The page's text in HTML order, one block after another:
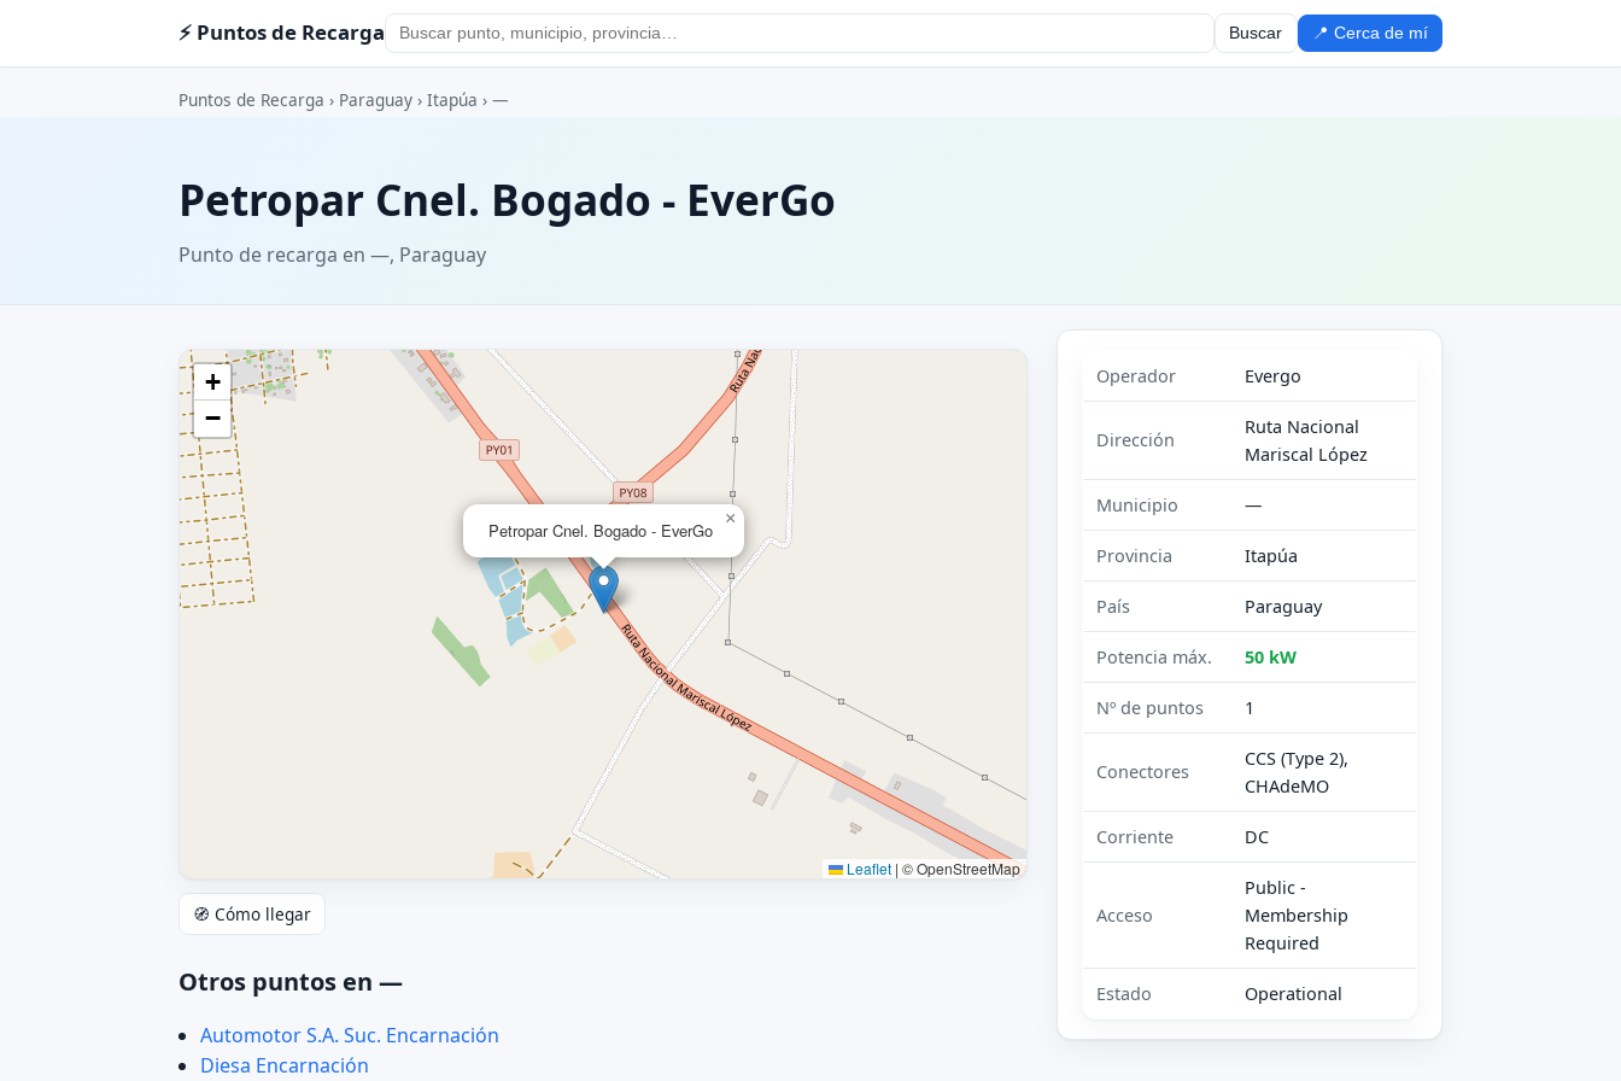
⚡ Puntos de Recarga Buscar 📍 Cerca de mí
Puntos de Recarga › Paraguay › Itapúa › —
Petropar Cnel. Bogado - EverGo
Punto de recarga en —, Paraguay
Petropar Cnel. Bogado - EverGo
×
+
−
Leaflet | © OpenStreetMap
🧭 Cómo llegar
Otros puntos en —
Automotor S.A. Suc. Encarnación
Diesa Encarnación
Operador Evergo
Dirección
Ruta Nacional
Mariscal López
Municipio —
Provincia Itapúa
País Paraguay
Potencia máx. 50 kW
Nº de puntos 1
Conectores
CCS (Type 2),
CHAdeMO
Corriente DC
Acceso
Public -
Membership
Required
Estado Operational